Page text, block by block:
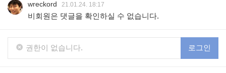
wreckord 21.01.24. 18:17
비회원은 댓글을 확인하실 수 없습니다.
권한이 없습니다. 로그인